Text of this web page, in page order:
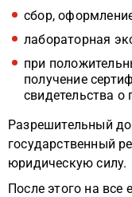
сбор,
лабораторная
при
получение
свидетельства о
Разрешительный
государственный
юридическую силу.
После этого на все